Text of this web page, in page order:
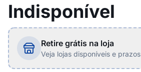
Indisponível
Retire grátis na loja
Veja lojas disponíveis e prazos